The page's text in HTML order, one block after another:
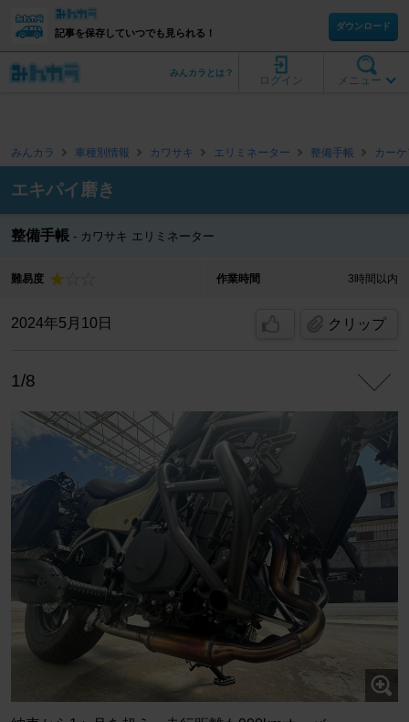
記事を保存していつでも見られる！
ダウンロード
メニュー
ログイン
みんカラとは？
みんカラ 車種別情報 カワサキ エリミネーター 整備手帳 カー
エキパイ磨き
整備手帳 カワサキ エリミネーター
難易度 作業時間 3時間以内
2024年5月10日 クリップ
1/8